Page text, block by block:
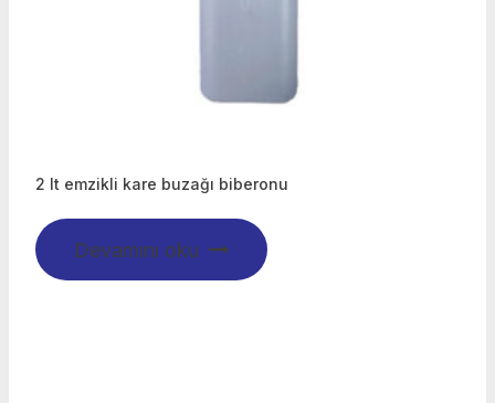
2 lt emzikli kare buzağı biberonu
Devamını oku